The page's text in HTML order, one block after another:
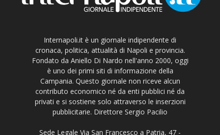
Internapoli.it è un giornale indipendente di
cronaca, politica, attualità di Napoli e provincia.
Fondato da Aniello Di Nardo nell'anno 2000, oggi
è uno dei primi siti di informazione della
Campania. Questo giornale non riceve alcun
contributo economico né da enti pubblici né da
privati e si sostiene solo attraverso le inserzioni
pubblicitarie. Direttore Sergio Pacilio
Sede Legale Via San Francesco a Patria, 47 -